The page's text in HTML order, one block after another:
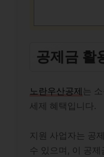
공제금 활
노란우산공제는
세제 혜택입니다.
지원 사업자는 공
수 있으며, 이 공제